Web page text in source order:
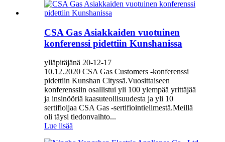
CSA Gas Asiakkaiden vuotuinen
konferenssi pidettiin Kunshanissa
ylläpitäjänä 20-12-17
10.12.2020 CSA Gas Customers -konferenssi
pidettiin Kunshan Cityssä.Vuosittaiseen
konferenssiin osallistui yli 100 ylempää yrittäjää
ja insinööriä kaasuteollisuudesta ja yli 10
sertifioijaa CSA Gas -sertifiointielimestä.Meillä
oli täysi tiedonvaihto...
Lue lisää